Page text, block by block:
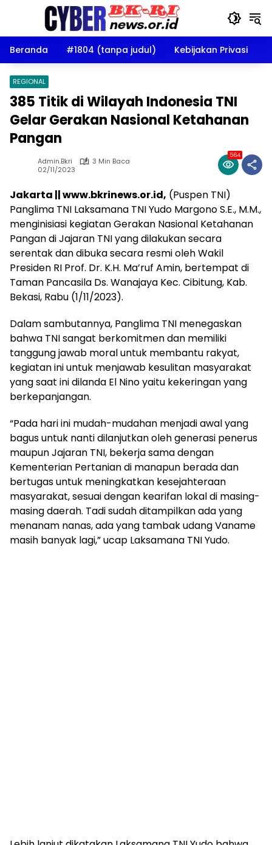
Beranda
#1804 (tanpa judul) Kebijakan Privasi
REGIONAL
385 Titik di Wilayah Indonesia TNI
Gelar Gerakan Nasional Ketahanan
Pangan
Admin.bkri
3 Min Baca
02/11/2023
564
Jakarta || www.bkrinews.or.id, (Puspen TNI)
Panglima TNI Laksamana TNI Yudo Margono S.E., M.M.,
menginisiasi kegiatan Gerakan Nasional Ketahanan
Pangan di Jajaran TNI yang dilakukan secara
serentak dan dibuka secara resmi oleh Wakil
Presiden RI Prof. Dr. K.H. Ma’ruf Amin, bertempat di
Taman Pancasila Ds. Wanajaya Kec. Cibitung, Kab.
Bekasi, Rabu (1/11/2023).
Dalam sambutannya, Panglima TNI menegaskan
bahwa TNI sangat berkomitmen dan memiliki
tanggung jawab moral untuk membantu rakyat,
kegiatan ini untuk menjawab kesulitan masyarakat
yang saat ini dilanda El Nino yaitu kekeringan yang
berkepanjangan.
“Pada hari ini mudah-mudahan menjadi awal yang
bagus untuk nanti dilanjutkan oleh generasi penerus
maupun Jajaran TNI, bekerja sama dengan
Kementerian Pertanian di manapun berada dan
bertugas untuk meningkatkan kesejahteraan
masyarakat, sesuai dengan kearifan lokal di masing-
masing daerah. Tadi sudah ditampilkan ada yang
menanam nanas, ada yang tambak udang Vaname
masih banyak lagi,” ucap Laksamana TNI Yudo.